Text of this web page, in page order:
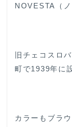
NOVESTA（ノ
旧チェコスロ
町で1939年に
カラーもブラ